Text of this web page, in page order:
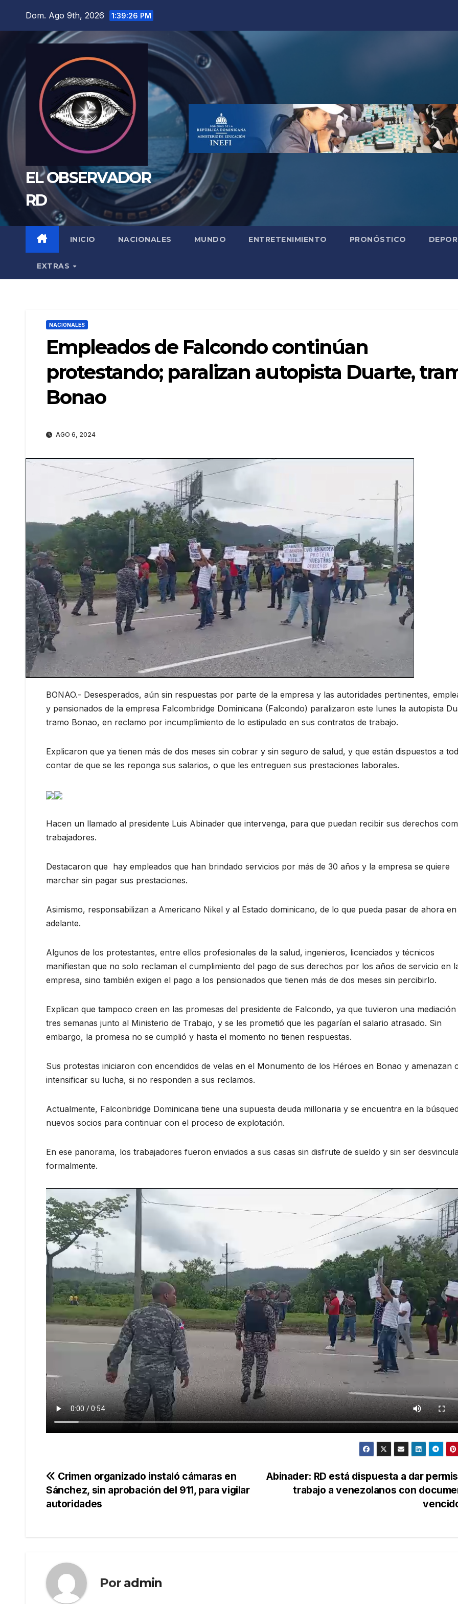
Dom. Ago 9th, 2026 1:39:28 PM
EL OBSERVADOR
RD
INICIO NACIONALES MUNDO ENTRETENIMIENTO PRONÓSTICO
EXTRAS
NACIONALES
Empleados de Falcondo continúan
protestando; paralizan autopista Duarte,
Bonao
AGO 6, 2024
BONAO.- Desesperados, aún sin respuestas por parte de la empresa y las autoridades pertinentes,
y pensionados de la empresa Falcombridge Dominicana (Falcondo) paralizaron este lunes la autopista
tramo Bonao, en reclamo por incumplimiento de lo estipulado en sus contratos de trabajo.
Explicaron que ya tienen más de dos meses sin cobrar y sin seguro de salud, y que están dispuestos a
contar de que se les reponga sus salarios, o que les entreguen sus prestaciones laborales.
Hacen un llamado al presidente Luis Abinader que intervenga, para que puedan recibir sus derechos
trabajadores.
Destacaron que hay empleados que han brindado servicios por más de 30 años y la empresa se quiere
marchar sin pagar sus prestaciones.
Asimismo, responsabilizan a Americano Nikel y al Estado dominicano, de lo que pueda pasar de ahora en
adelante.
Algunos de los protestantes, entre ellos profesionales de la salud, ingenieros, licenciados y técnicos
manifiestan que no solo reclaman el cumplimiento del pago de sus derechos por los años de servicio en
empresa, sino también exigen el pago a los pensionados que tienen más de dos meses sin percibirlo.
Explican que tampoco creen en las promesas del presidente de Falcondo, ya que tuvieron una
tres semanas junto al Ministerio de Trabajo, y se les prometió que les pagarían el salario atrasado. Sin
embargo, la promesa no se cumplió y hasta el momento no tienen respuestas.
Sus protestas iniciaron con encendidos de velas en el Monumento de los Héroes en Bonao y amenazan
intensificar su lucha, si no responden a sus reclamos.
Actualmente, Falconbridge Dominicana tiene una supuesta deuda millonaria y se encuentra en la
nuevos socios para continuar con el proceso de explotación.
En ese panorama, los trabajadores fueron enviados a sus casas sin disfrute de sueldo y sin ser
formalmente.
Navegación
de
Abinader: RD está dispuesta a dar
trabajo a venezolanos con
Crimen organizado instaló cámaras en
Sánchez, sin aprobación del 911, para vigilar
autoridades
Por admin